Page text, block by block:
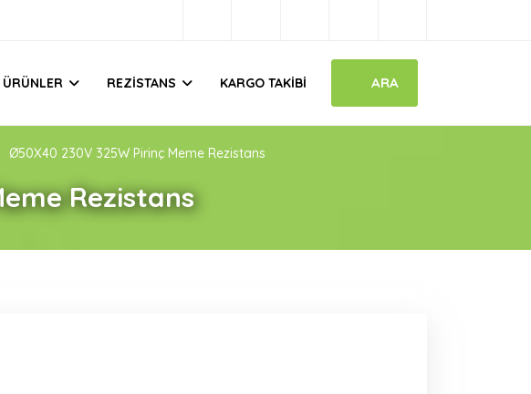
ÜRÜNLER REZISTANS KARGO TAKIBI ARA
Rezistans
Ø50X40 230V 325W Pirinç Meme Rezistans